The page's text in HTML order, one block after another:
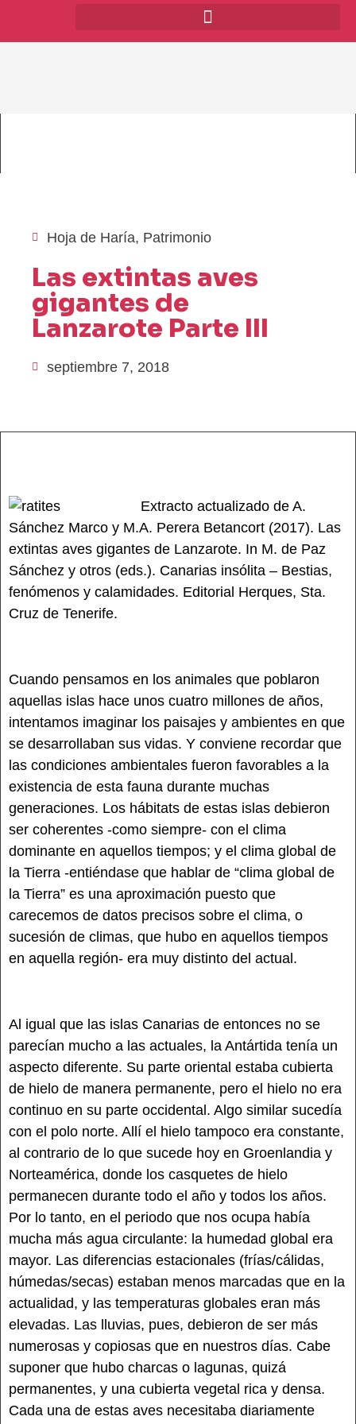
Hoja de Haría, Patrimonio
Las extintas aves
gigantes de
Lanzarote Parte III
septiembre 7, 2018
Extracto actualizado de A.
Sánchez Marco y M.A. Perera Betancort (2017). Las
extintas aves gigantes de Lanzarote. In M. de Paz
Sánchez y otros (eds.). Canarias insólita – Bestias,
fenómenos y calamidades. Editorial Herques, Sta.
Cruz de Tenerife.
Cuando pensamos en los animales que poblaron
aquellas islas hace unos cuatro millones de años,
intentamos imaginar los paisajes y ambientes en que
se desarrollaban sus vidas. Y conviene recordar que
las condiciones ambientales fueron favorables a la
existencia de esta fauna durante muchas
generaciones. Los hábitats de estas islas debieron
ser coherentes -como siempre- con el clima
dominante en aquellos tiempos; y el clima global de
la Tierra -entiéndase que hablar de “clima global de
la Tierra” es una aproximación puesto que
carecemos de datos precisos sobre el clima, o
sucesión de climas, que hubo en aquellos tiempos
en aquella región- era muy distinto del actual.
Al igual que las islas Canarias de entonces no se
parecían mucho a las actuales, la Antártida tenía un
aspecto diferente. Su parte oriental estaba cubierta
de hielo de manera permanente, pero el hielo no era
continuo en su parte occidental. Algo similar sucedía
con el polo norte. Allí el hielo tampoco era constante,
al contrario de lo que sucede hoy en Groenlandia y
Norteamérica, donde los casquetes de hielo
permanecen durante todo el año y todos los años.
Por lo tanto, en el periodo que nos ocupa había
mucha más agua circulante: la humedad global era
mayor. Las diferencias estacionales (frías/cálidas,
húmedas/secas) estaban menos marcadas que en la
actualidad, y las temperaturas globales eran más
elevadas. Las lluvias, pues, debieron de ser más
numerosas y copiosas que en nuestros días. Cabe
suponer que hubo charcas o lagunas, quizá
permanentes, y una cubierta vegetal rica y densa.
Cada una de estas aves necesitaba diariamente